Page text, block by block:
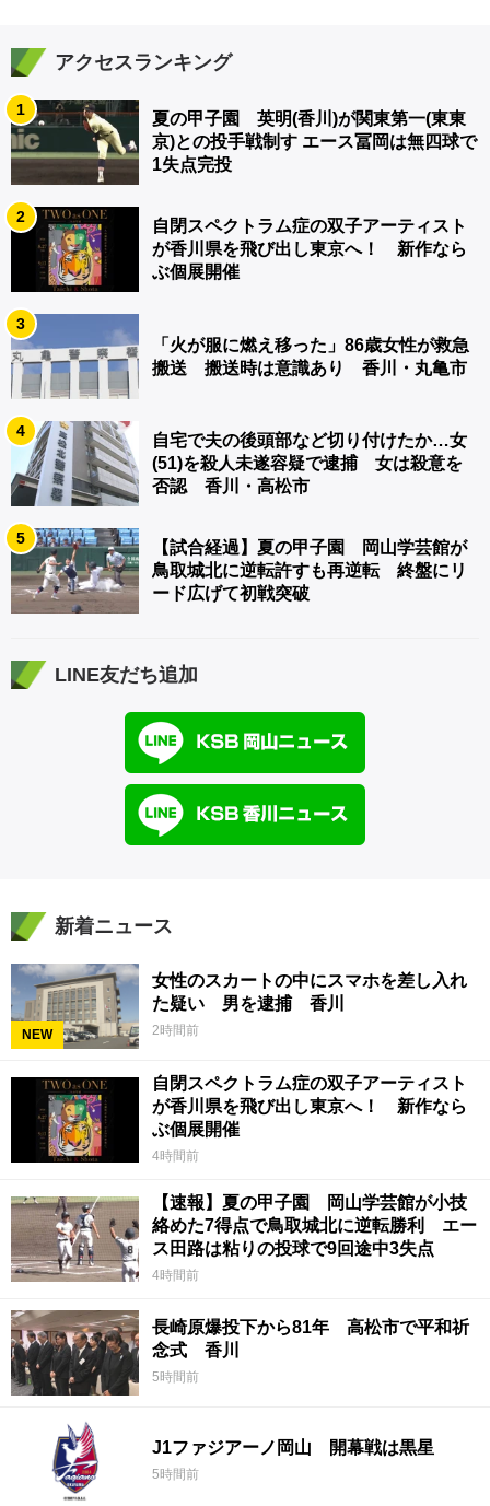
アクセスランキング
1
夏の甲子園 英明(香川)が関東第一(東東
京)との投手戦制す エース冨岡は無四球で
1失点完投
2
自閉スペクトラム症の双子アーティスト
が香川県を飛び出し東京へ！ 新作なら
ぶ個展開催
3
「火が服に燃え移った」86歳女性が救急
搬送 搬送時は意識あり 香川・丸亀市
4
自宅で夫の後頭部など切り付けたか…女
(51)を殺人未遂容疑で逮捕 女は殺意を
否認 香川・高松市
5
【試合経過】夏の甲子園 岡山学芸館が
鳥取城北に逆転許すも再逆転 終盤にリ
ード広げて初戦突破
LINE友だち追加
新着ニュース
NEW
女性のスカートの中にスマホを差し入れ
た疑い 男を逮捕 香川
2時間前
自閉スペクトラム症の双子アーティスト
が香川県を飛び出し東京へ！ 新作なら
ぶ個展開催
4時間前
【速報】夏の甲子園 岡山学芸館が小技
絡めた7得点で鳥取城北に逆転勝利 エー
ス田路は粘りの投球で9回途中3失点
4時間前
長崎原爆投下から81年 高松市で平和祈
念式 香川
5時間前
J1ファジアーノ岡山 開幕戦は黒星
5時間前